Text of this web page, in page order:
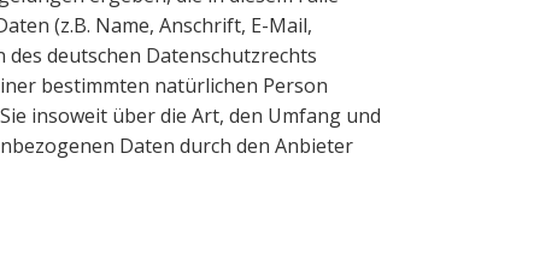
(z.B. Name, Anschrift, E-Mail,
deutschen Datenschutzrechts
bestimmten natürlichen Person
insoweit über die Art, den Umfang und
Daten durch den Anbieter